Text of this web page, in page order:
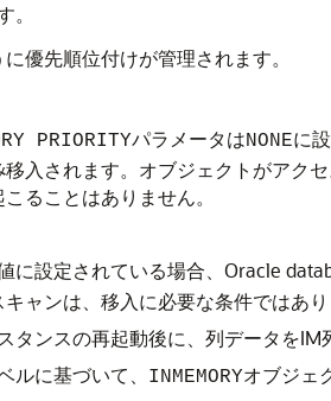
優先順位付けが管理されます。
PRIORITYパラメータはNONEに
移入されます。オブジェクトがアク
ることはありません。
に設定されている場合、Oracle
ャンは、移入に必要な条件ではあ
タンスの再起動後に、列データを
ルに基づいて、
INMEMORYオブジェ